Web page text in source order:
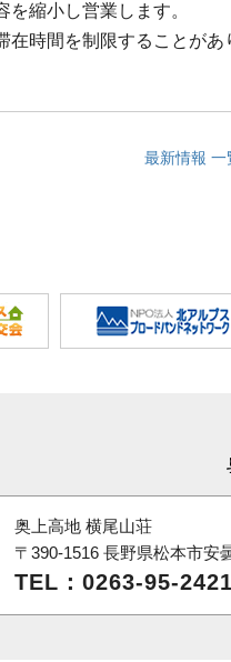
を縮小し営業します。
在時間を制限することがあ
最新情報 一
奥上高地 横尾山荘
〒390-1516 長野県松本市安
TEL：0263-95-2421